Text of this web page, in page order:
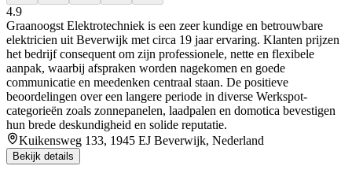
4.9
Graanoogst Elektrotechniek is een zeer kundige en betrouwbare
elektricien uit Beverwijk met circa 19 jaar ervaring. Klanten prijzen
het bedrijf consequent om zijn professionele, nette en flexibele
aanpak, waarbij afspraken worden nagekomen en goede
communicatie en meedenken centraal staan. De positieve
beoordelingen over een langere periode in diverse Werkspot-
categorieën zoals zonnepanelen, laadpalen en domotica bevestigen
hun brede deskundigheid en solide reputatie.
Kuikensweg 133, 1945 EJ Beverwijk, Nederland
Bekijk details